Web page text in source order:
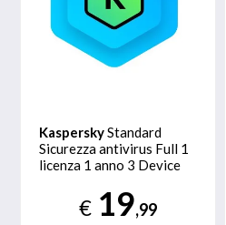
KasperskyStandard
Sicurezza antivirus Full 1
licenza 1 anno 3 Device
€ 19,99